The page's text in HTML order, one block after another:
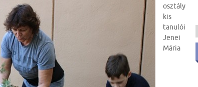
osztály
kis
tanulói
Jenei
Mária